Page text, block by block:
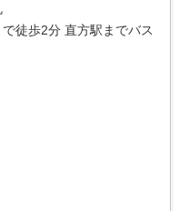
徒歩2分 直方駅までバス